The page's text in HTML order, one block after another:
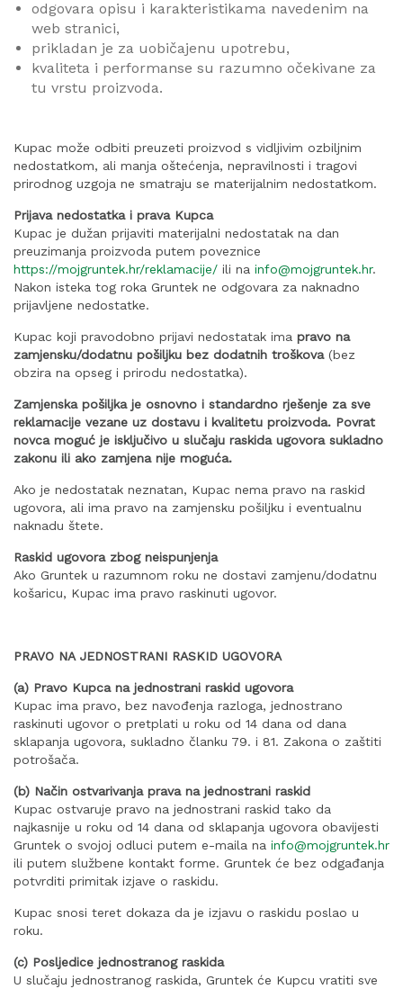
odgovara opisu i karakteristikama navedenim na
web stranici,
prikladan je za uobičajenu upotrebu,
kvaliteta i performanse su razumno očekivane za
tu vrstu proizvoda.
Kupac može odbiti preuzeti proizvod s vidljivim ozbiljnim
nedostatkom, ali manja oštećenja, nepravilnosti i tragovi
prirodnog uzgoja ne smatraju se materijalnim nedostatkom.
Prijava nedostatka i prava Kupca
Kupac je dužan prijaviti materijalni nedostatak na dan
preuzimanja proizvoda putem poveznice
https://mojgruntek.hr/reklamacije/ ili na info@mojgruntek.hr.
Nakon isteka tog roka Gruntek ne odgovara za naknadno
prijavljene nedostatke.
Kupac koji pravodobno prijavi nedostatak ima pravo na
zamjensku/dodatnu pošiljku bez dodatnih troškova (bez
obzira na opseg i prirodu nedostatka).
Zamjenska pošiljka je osnovno i standardno rješenje za sve
reklamacije vezane uz dostavu i kvalitetu proizvoda. Povrat
novca moguć je isključivo u slučaju raskida ugovora sukladno
zakonu ili ako zamjena nije moguća.
Ako je nedostatak neznatan, Kupac nema pravo na raskid
ugovora, ali ima pravo na zamjensku pošiljku i eventualnu
naknadu štete.
Raskid ugovora zbog neispunjenja
Ako Gruntek u razumnom roku ne dostavi zamjenu/dodatnu
košaricu, Kupac ima pravo raskinuti ugovor.
PRAVO NA JEDNOSTRANI RASKID UGOVORA
(a) Pravo Kupca na jednostrani raskid ugovora
Kupac ima pravo, bez navođenja razloga, jednostrano
raskinuti ugovor o pretplati u roku od 14 dana od dana
sklapanja ugovora, sukladno članku 79. i 81. Zakona o zaštiti
potrošača.
(b) Način ostvarivanja prava na jednostrani raskid
Kupac ostvaruje pravo na jednostrani raskid tako da
najkasnije u roku od 14 dana od sklapanja ugovora obavijesti
Gruntek o svojoj odluci putem e-maila na info@mojgruntek.hr
ili putem službene kontakt forme. Gruntek će bez odgađanja
potvrditi primitak izjave o raskidu.
Kupac snosi teret dokaza da je izjavu o raskidu poslao u
roku.
(c) Posljedice jednostranog raskida
U slučaju jednostranog raskida, Gruntek će Kupcu vratiti sve